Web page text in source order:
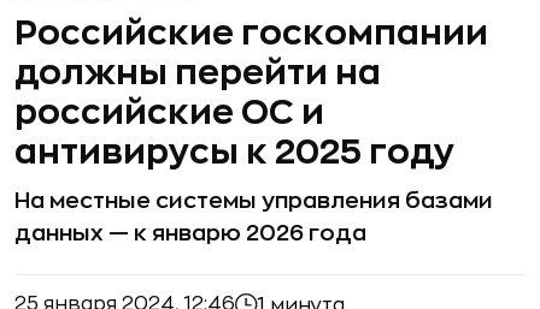
Российские госкомпании
должны перейти на
российские ОС и
антивирусы к 2025 году
На местные системы управления базами
данных — к январю 2026 года
25 января 2024, 12:46 1 минута